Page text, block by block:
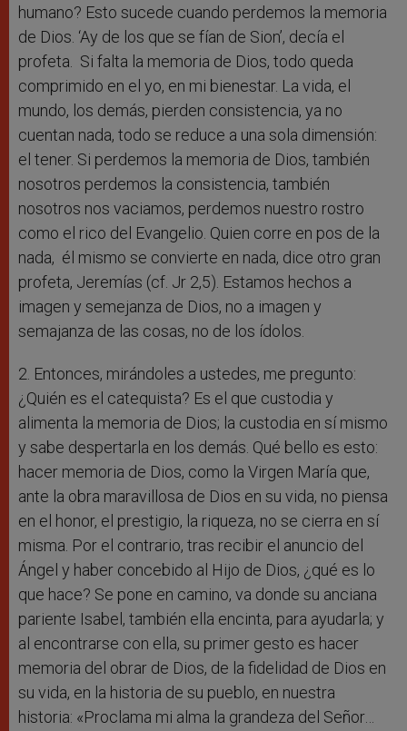
humano? Esto sucede cuando perdemos la memoria
de Dios. ‘Ay de los que se fían de Sion’, decía el
profeta. Si falta la memoria de Dios, todo queda
comprimido en el yo, en mi bienestar. La vida, el
mundo, los demás, pierden consistencia, ya no
cuentan nada, todo se reduce a una sola dimensión:
el tener. Si perdemos la memoria de Dios, también
nosotros perdemos la consistencia, también
nosotros nos vaciamos, perdemos nuestro rostro
como el rico del Evangelio. Quien corre en pos de la
nada, él mismo se convierte en nada, dice otro gran
profeta, Jeremías (cf. Jr 2,5). Estamos hechos a
imagen y semejanza de Dios, no a imagen y
semajanza de las cosas, no de los ídolos.
2. Entonces, mirándoles a ustedes, me pregunto:
¿Quién es el catequista? Es el que custodia y
alimenta la memoria de Dios; la custodia en sí mismo
y sabe despertarla en los demás. Qué bello es esto:
hacer memoria de Dios, como la Virgen María que,
ante la obra maravillosa de Dios en su vida, no piensa
en el honor, el prestigio, la riqueza, no se cierra en sí
misma. Por el contrario, tras recibir el anuncio del
Ángel y haber concebido al Hijo de Dios, ¿qué es lo
que hace? Se pone en camino, va donde su anciana
pariente Isabel, también ella encinta, para ayudarla; y
al encontrarse con ella, su primer gesto es hacer
memoria del obrar de Dios, de la fidelidad de Dios en
su vida, en la historia de su pueblo, en nuestra
historia: «Proclama mi alma la grandeza del Señor…